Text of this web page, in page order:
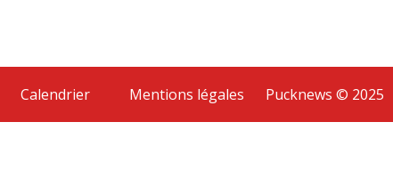
Calendrier Mentions légales Pucknews © 2025